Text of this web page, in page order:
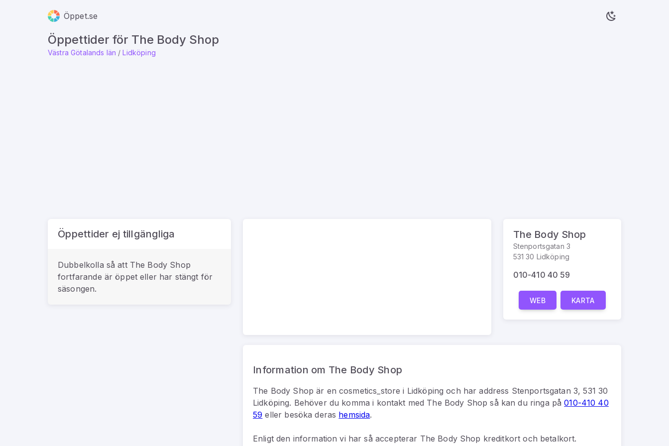
Öppet.se
Öppettider för The Body Shop
Västra Götalands län / Lidköping
Öppettider ej tillgängliga
Dubbelkolla så att The Body Shop
fortfarande är öppet eller har stängt för
säsongen.
The Body Shop
Stenportsgatan 3
531 30 Lidköping
010-410 40 59
WEB KARTA
Information om The Body Shop
The Body Shop är en cosmetics_store i Lidköping och har address Stenportsgatan 3, 531 30
Lidköping. Behöver du komma i kontakt med The Body Shop så kan du ringa på010-410 40
59 eller besöka deras hemsida.
Enligt den information vi har så accepterar The Body Shop kreditkort och betalkort.